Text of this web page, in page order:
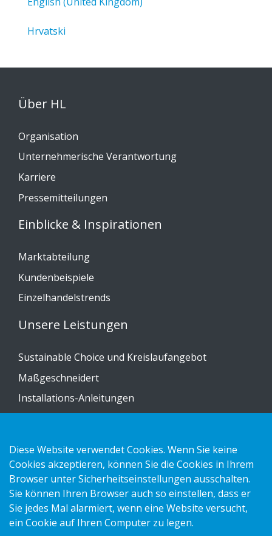
Hrvatski
Über HL
Organisation
Unternehmerische Verantwortung
Karriere
Pressemitteilungen
Einblicke & Inspirationen
Marktabteilung
Kundenbeispiele
Einzelhandelstrends
Unsere Leistungen
Sustainable Choice und Kreislaufangebot
Maßgeschneidert
Installations-Anleitungen
Kontakt
Datenschutzerklärung
Cookies
Impressum
Diese Website verwendet Cookies. Wenn Sie keine
Cookies akzeptieren, können Sie die Cookies in Ihrem
Browser unter Sicherheitseinstellungen ausschalten.
Sie können Ihren Browser auch so einstellen, dass er
Sie jedes Mal alarmiert, wenn eine Website versucht,
ein Cookie auf Ihren Computer zu legen.